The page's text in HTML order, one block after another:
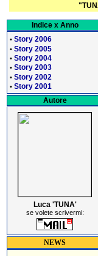
Indice x Anno
• Story 2006
• Story 2005
• Story 2004
• Story 2003
• Story 2002
• Story 2001
Autore
Luca 'TUNA'
se volete scrivermi:
NEWS